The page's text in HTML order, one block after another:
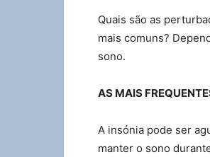
Quais são as
mais comuns?
sono.
AS MAIS
A insónia pode ser
manter o sono